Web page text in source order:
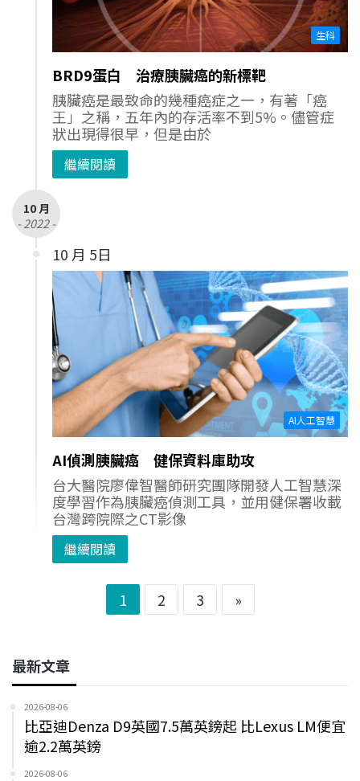
生科
BRD9蛋白 治療胰臟癌的新標靶
胰臟癌是最致命的幾種癌症之一，有著「癌
王」之稱，五年內的存活率不到5%。儘管症
狀出現得很早，但是由於
繼續閱讀
10 月
- 2022 -
10 月 5日
AI人工智慧
AI偵測胰臟癌 健保資料庫助攻
台大醫院廖偉智醫師研究團隊開發人工智慧深
度學習作為胰臟癌偵測工具，並用健保署收載
台灣跨院際之CT影像
繼續閱讀
1 2 3 »
最新文章
2026-08-06
比亞迪Denza D9英國7.5萬英鎊起 比Lexus LM便宜
逾2.2萬英鎊
2026-08-06